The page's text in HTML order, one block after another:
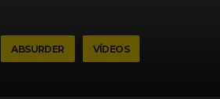
ABSURDER VÍDEOS